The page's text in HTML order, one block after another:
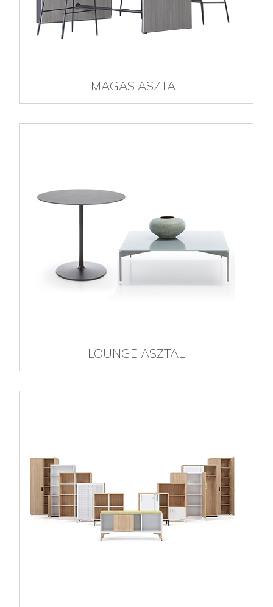
MAGAS ASZTAL
LOUNGE ASZTAL